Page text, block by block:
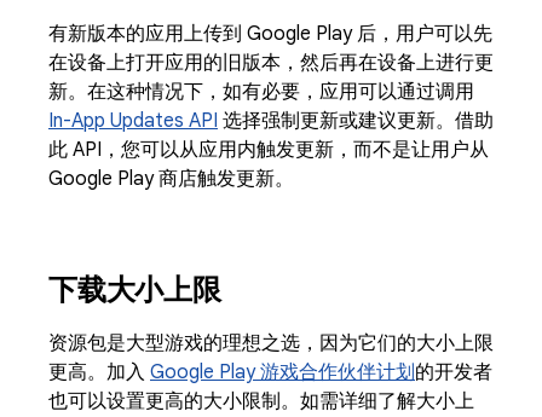
有新版本的应用上传到 Google Play 后，用户可以先
在设备上打开应用的旧版本，然后再在设备上进行更
新。在这种情况下，如有必要，应用可以通过调用
In-App Updates API 选择强制更新或建议更新。借助
此 API，您可以从应用内触发更新，而不是让用户从
Google Play 商店触发更新。
下载大小上限
资源包是大型游戏的理想之选，因为它们的大小上限
更高。加入 Google Play 游戏合作伙伴计划的开发者
也可以设置更高的大小限制。如需详细了解大小上